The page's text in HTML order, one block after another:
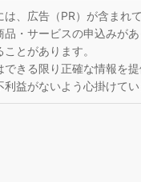
、広告（PR）が含まれて
品・サービスの申込みが
とがあります。
できる限り正確な情報を
益がないよう心掛けてい